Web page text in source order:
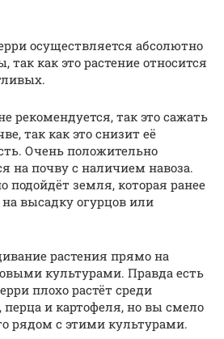
осуществляется абсолютно
так как это растение относится
рекомендуется, так это сажать
так как это снизит её
Очень положительно
на почву с наличием навоза.
подойдёт земля, которая ранее
высадку огурцов или
растения прямо на
культурами. Правда есть
плохо растёт среди
и картофеля, но вы смело
рядом с этими культурами.